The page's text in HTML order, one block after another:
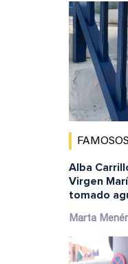
FAMOSOS
Alba
Virgen
tomado
Marta